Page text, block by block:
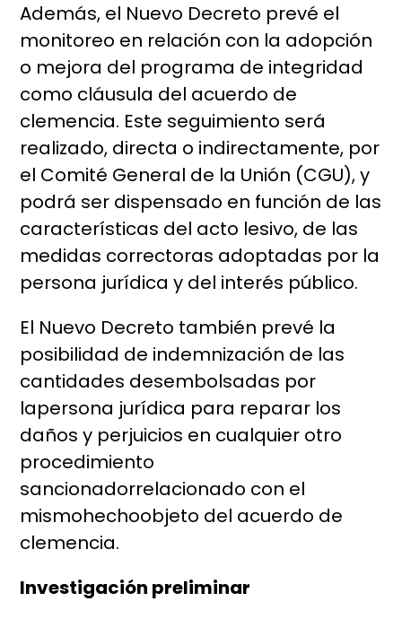
Además, el Nuevo Decreto prevé el
monitoreo en relación con la adopción
o mejora del programa de integridad
como cláusula del acuerdo de
clemencia. Este seguimiento será
realizado, directa o indirectamente, por
el Comité General de la Unión (CGU), y
podrá ser dispensado en función de las
características del acto lesivo, de las
medidas correctoras adoptadas por la
persona jurídica y del interés público.
El Nuevo Decreto también prevé la
posibilidad de indemnización de las
cantidades desembolsadas por
lapersona jurídica para reparar los
daños y perjuicios en cualquier otro
procedimiento
sancionadorrelacionado con el
mismohechoobjeto del acuerdo de
clemencia.
Investigación preliminar